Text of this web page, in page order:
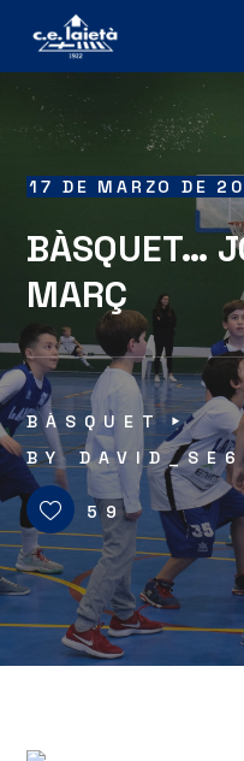
17 DE MARZO DE
BÀSQUET…
MARÇ
BÀSQUET
BY
59